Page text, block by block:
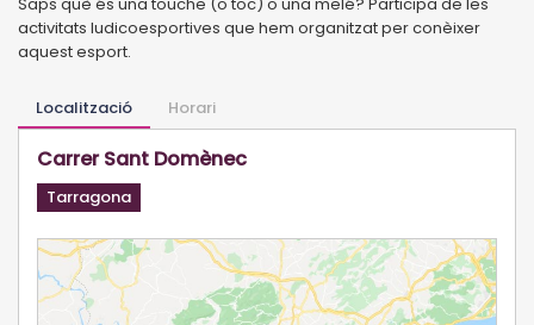
activitats ludicoesportives que hem organitzat per conèixer
aquest esport.
Localització Horari
Carrer Sant Domènec
Tarragona